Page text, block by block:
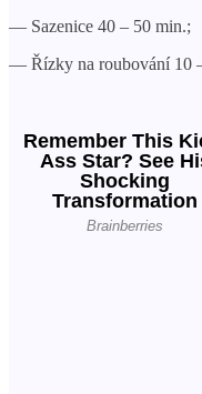
— Sazenice 40 – 50 min.;
— Řízky na roubování 10